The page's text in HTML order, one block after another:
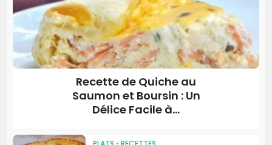
Recette de Quiche au
Saumon et Boursin : Un
Délice Facile à...